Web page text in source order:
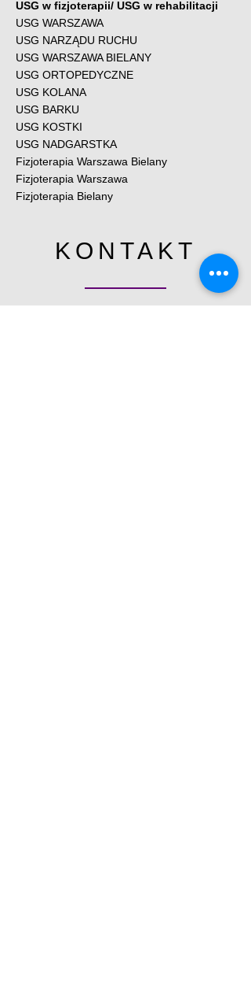
USG w fizjoterapii/ USG w rehabilitacji
USG WARSZAWA
USG NARZĄDU RUCHU
USG WARSZAWA BIELANY
USG ORTOPEDYCZNE
USG KOLANA
USG BARKU
USG KOSTKI
USG NADGARSTKA
Fizjoterapia Warszawa Bielany
Fizjoterapia Warszawa
Fizjoterapia Bielany
KONTAKT